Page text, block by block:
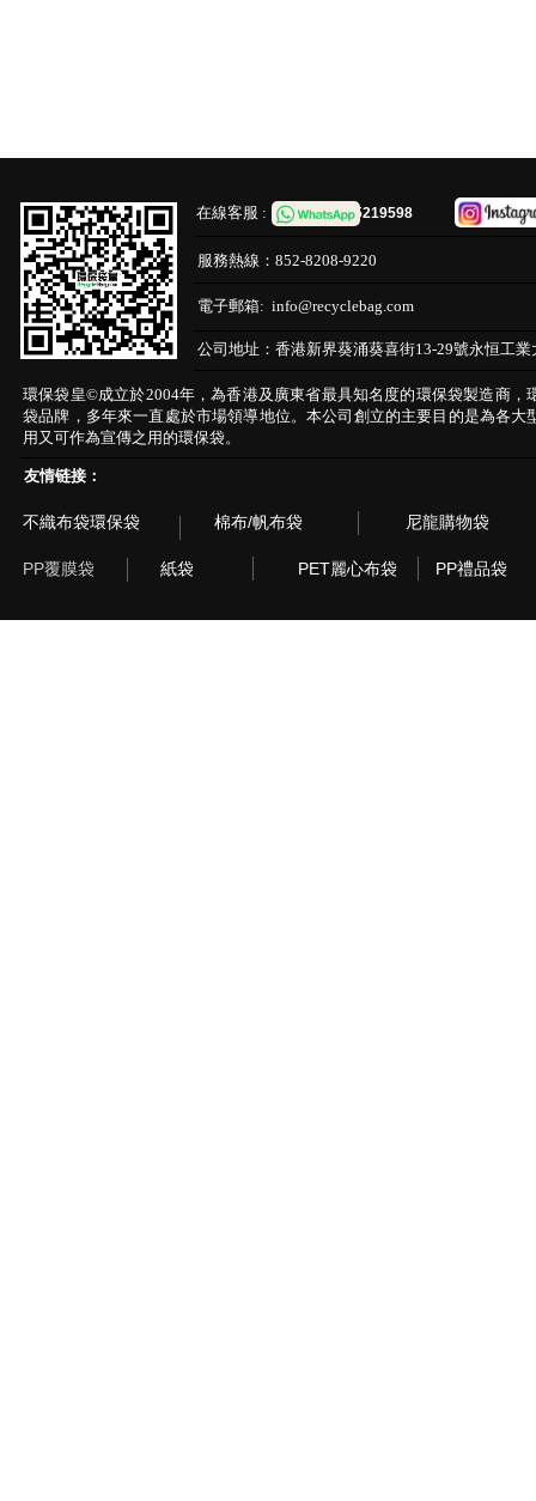
在線客服 :65219598
服務熱線： 852-8208-9220
電子郵箱: info@recyclebag.com
公司地址： 香港新界葵涌葵喜街13-29號永恒工業
環保袋皇©成立於2004年，為香港及廣東省最具知名度的環保袋製造商
袋品牌，多年來一直處於市場領導地位。本公司創立的主要目的是為各大
用又可作為宣傳之用的環保袋。
友情链接：
不織布袋環保袋 棉布/帆布袋 尼龍購物袋
PP覆膜袋 紙袋 PET麗心布袋 PP禮品袋